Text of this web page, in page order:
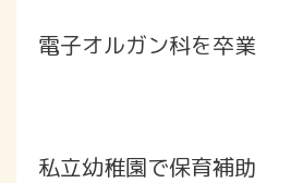
電子オルガン科を卒業
私立幼稚園で保育補助